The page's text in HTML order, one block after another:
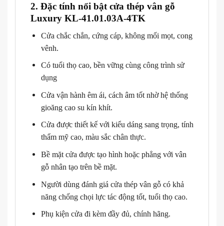
2. Đặc tính nổi bật cửa thép vân gỗ
Luxury KL-41.01.03A-4TK
Cửa chắc chắn, cứng cáp, không mối mọt, cong
vênh.
Có tuổi thọ cao, bền vững cùng công trình sử
dụng
Cửa vận hành êm ái, cách âm tốt nhờ hệ thống
gioăng cao su kín khít.
Cửa được thiết kế với kiểu dáng sang trọng, tính
thẩm mỹ cao, màu sắc chân thực.
Bề mặt cửa được tạo hình hoặc phẳng với vân
gỗ nhân tạo trên bề mặt.
Người dùng đánh giá cửa thép vân gỗ có khả
năng chống chọi lực tác động tốt, tuổi thọ cao.
Phụ kiện cửa đi kèm đầy đủ, chính hãng.